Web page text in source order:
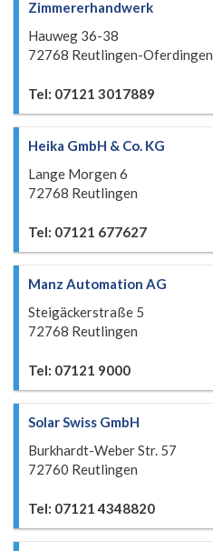
Zimmererhandwerk
Hauweg 36-38
72768 Reutlingen-Oferdingen
Tel: 07121 3017889
Heika GmbH & Co. KG
Lange Morgen 6
72768 Reutlingen
Tel: 07121 677627
Manz Automation AG
Steigäckerstraße 5
72768 Reutlingen
Tel: 07121 9000
Solar Swiss GmbH
Burkhardt-Weber Str. 57
72760 Reutlingen
Tel: 07121 4348820